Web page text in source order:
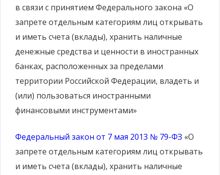
в связи с принятием Федерального закона «О
запрете отдельным категориям лиц открывать
и иметь счета (вклады), хранить наличные
денежные средства и ценности в иностранных
банках, расположенных за пределами
территории Российской Федерации, владеть и
(или) пользоваться иностранными
финансовыми инструментами»
Федеральный закон от 7 мая 2013 № 79-ФЗ «О
запрете отдельным категориям лиц открывать
и иметь счета (вклады), хранить наличные